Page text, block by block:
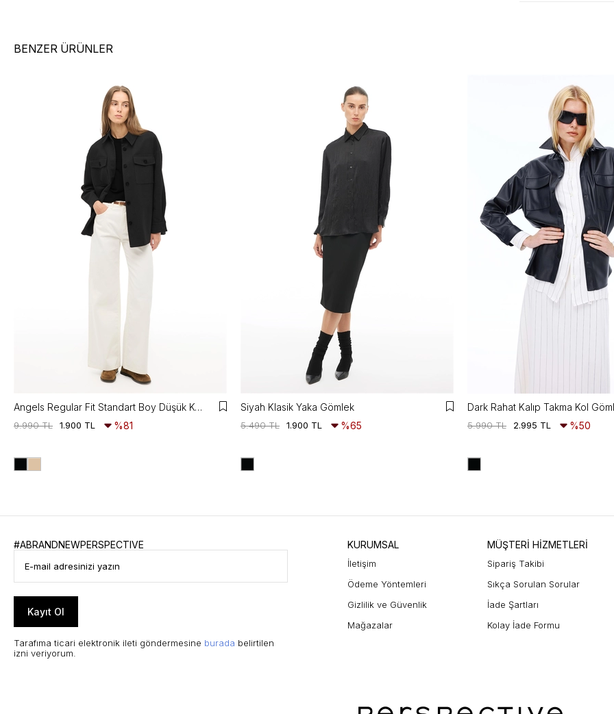
BENZER ÜRÜNLER
Angels Regular Fit Standart Boy Düşük Kollu Gömlek Yaka Siyah Mont
1.900 TL
9.990 TL %81
Siyah Klasik Yaka Gömlek
1.900 TL
5.490 TL %65 2.995 TL
5.990 TL %50
#ABRANDNEWPERSPECTIVE
Kayıt Ol
Tarafıma ticari elektronik ileti göndermesine burada belirtilen
izni veriyorum.
KURUMSAL
İletişim
Ödeme Yöntemleri
Gizlilik ve Güvenlik
Mağazalar
MÜŞTERİ HİZMETLERİ
Sipariş Takibi
Sıkça Sorulan Sorular
İade Şartları
Kolay İade Formu